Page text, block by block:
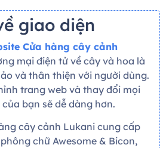
giao diện
Cửa hàng cây cảnh
mại điện tử về cây và hoa là
và thân thiện với người dùng.
trang web và thay đổi mọi
bạn sẽ dễ dàng hơn.
cây cảnh Lukani cung cấp
chữ Awesome & Bicon,